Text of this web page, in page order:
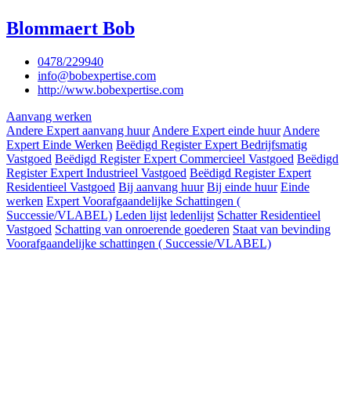
Blommaert Bob
0478/229940
info@bobexpertise.com
http://www.bobexpertise.com
Aanvang werken
Andere Expert aanvang huur Andere Expert einde huur Andere
Expert Einde Werken Beëdigd Register Expert Bedrijfsmatig
Vastgoed Beëdigd Register Expert Commercieel Vastgoed Beëdigd
Register Expert Industrieel Vastgoed Beëdigd Register Expert
Residentieel Vastgoed Bij aanvang huur Bij einde huur Einde
werken Expert Voorafgaandelijke Schattingen (
Successie/VLABEL) Leden lijst ledenlijst Schatter Residentieel
Vastgoed Schatting van onroerende goederen Staat van bevinding
Voorafgaandelijke schattingen ( Successie/VLABEL)